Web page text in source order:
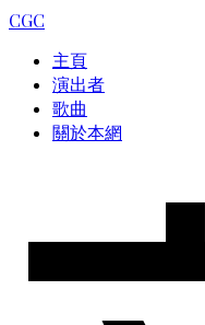
CGC
主頁
演出者
歌曲
關於本網